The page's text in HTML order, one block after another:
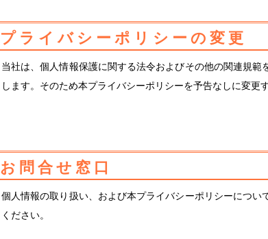
プライバシーポリシーの変更
当社は、個人情報保護に関する法令およびその他の関連規
します。そのため本プライバシーポリシーを予告なしに変更
お問合せ窓口
個人情報の取り扱い、および本プライバシーポリシーにつ
ください。